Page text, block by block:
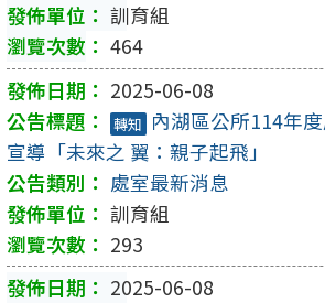
訓育組
464
2025-06-08
轉知 內湖區公所114年
宣導「未來之 翼：親子起飛」
處室最新消息
訓育組
293
2025-06-08